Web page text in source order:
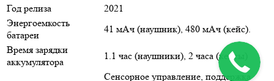
Год релиза
2021
Энергоемкость
батареи
41 мАч (наушник), 480 мАч (кейс).
Время зарядки
аккумулятора
1.1 час (наушники), 2 часа (кейсы)
Сенсорное управление, поддержка